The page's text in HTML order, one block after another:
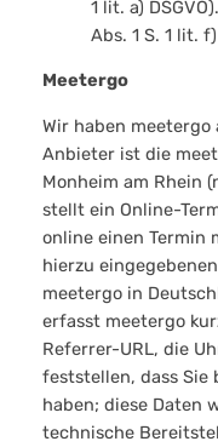
1 lit. a)
Abs. 1 S. 1 lit. f)
Meetergo
Wir haben
Anbieter ist die
Monheim am Rhein
stellt ein Online-
online einen Termin
hierzu
meetergo in
erfasst meetergo
Referrer-URL, die
feststellen, dass Sie
haben; diese Daten
technische